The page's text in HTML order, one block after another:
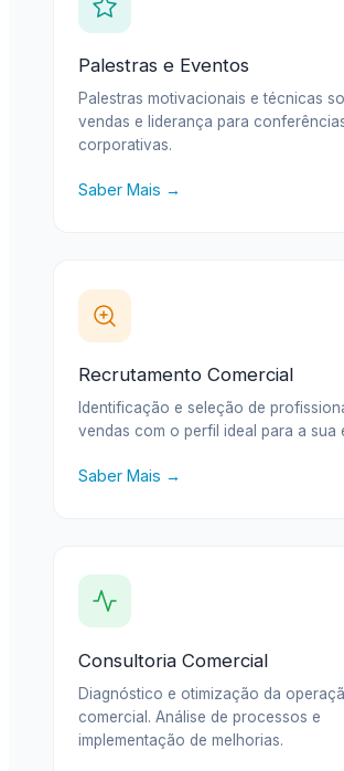
Palestras e Eventos
Palestras motivacionais e técnicas
vendas e liderança para
corporativas.
Saber Mais →
Recrutamento Comercial
Identificação e seleção de
vendas com o perfil ideal para a sua
Saber Mais →
Consultoria Comercial
Diagnóstico e otimização da
comercial. Análise de processos e
implementação de melhorias.